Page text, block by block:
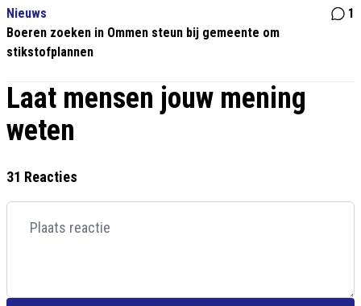
Nieuws
1
Boeren zoeken in Ommen steun bij gemeente om
stikstofplannen
Laat mensen jouw mening
weten
31 Reacties